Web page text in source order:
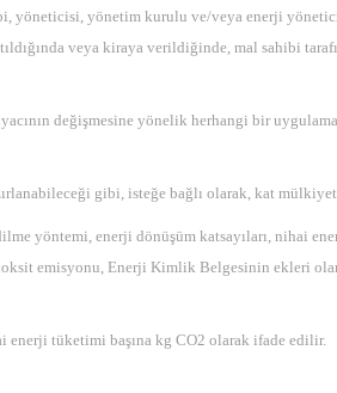
yöneticisi, yönetim kurulu ve/veya enerji
veya kiraya verildiğinde, mal sahibi
değişmesine yönelik herhangi bir
gibi, isteğe bağlı olarak, kat
yöntemi, enerji dönüşüm katsayıları,
emisyonu, Enerji Kimlik Belgesinin ekleri
enerji tüketimi başına kg CO2 olarak ifade edilir.